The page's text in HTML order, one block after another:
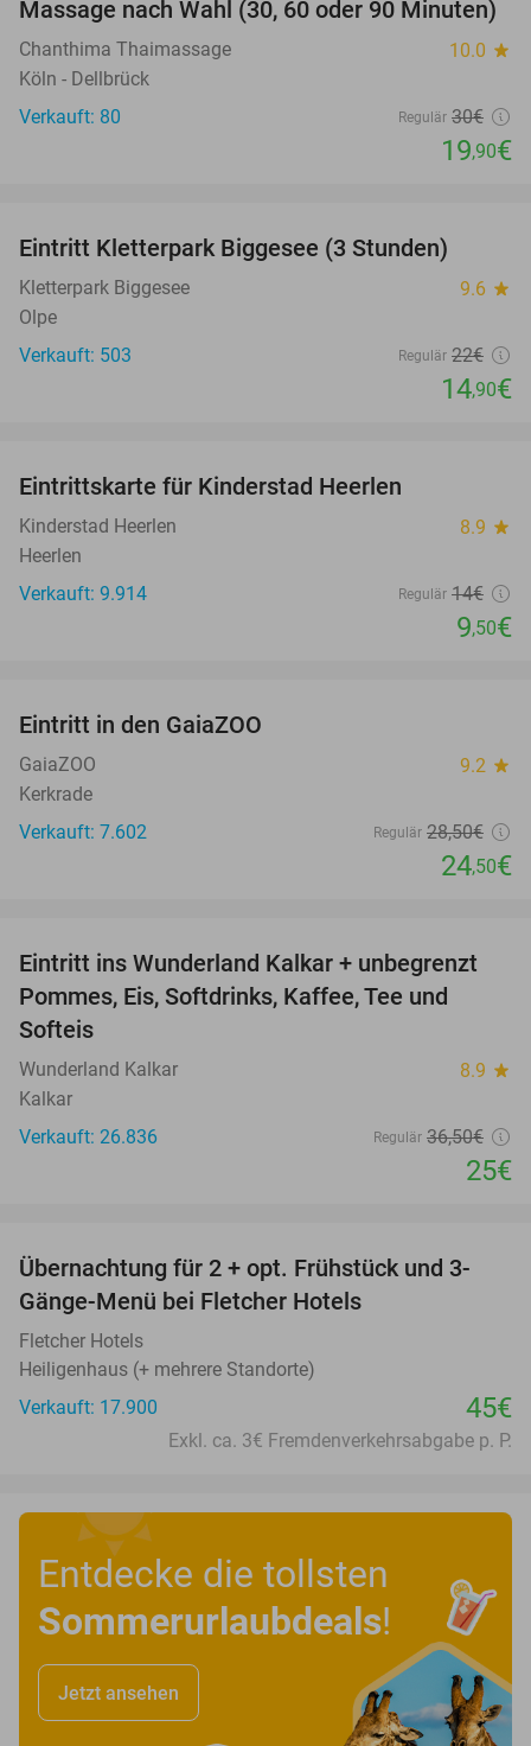
34%
Massage nach Wahl (30, 60 oder 90 Minuten)
Chanthima Thaimassage 10.0 star
Köln - Dellbrück
Verkauft: 80
Regulär 30€
19,90€
Eintritt Kletterpark Biggesee (3 Stunden)
Kletterpark Biggesee 9.6 star
Olpe
Verkauft: 503
Regulär 22€
14,90€
Eintrittskarte für Kinderstad Heerlen
Kinderstad Heerlen 8.9 star
Heerlen
Verkauft: 9.914
Regulär 14€
9,50€
Eintritt in den GaiaZOO
GaiaZOO 9.2 star
Kerkrade
Verkauft: 7.602
Regulär 28,50€
24,50€
32%
Eintritt ins Wunderland Kalkar + unbegrenzt
Pommes, Eis, Softdrinks, Kaffee, Tee und
Softeis
Wunderland Kalkar 8.9 star
Kalkar
Verkauft: 26.836
Regulär 36,50€
25€
Übernachtung für 2 + opt. Frühstück und 3-
Gänge-Menü bei Fletcher Hotels
Fletcher Hotels
Heiligenhaus (+ mehrere Standorte)
Verkauft: 17.900
45€
Exkl. ca. 3€ Fremdenverkehrsabgabe p. P.
Entdecke die tollsten
Sommerurlaubdeals!
Jetzt ansehen